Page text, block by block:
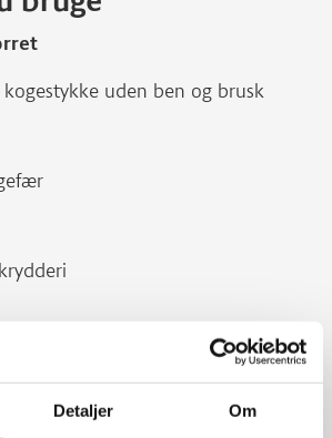
Detaljer Om
uden ben og brusk